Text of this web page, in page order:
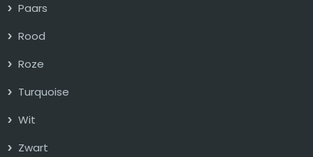
Paars
Rood
Roze
Turquoise
Wit
Zwart